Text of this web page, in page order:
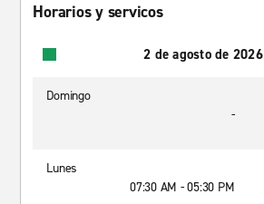
Horarios y servicos
2 de agosto de 2026
Domingo
-
Lunes
07:30 AM - 05:30 PM